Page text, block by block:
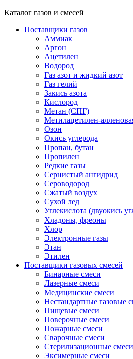
Каталог газов и смесей
Поставщики газов
Аммиак
Аргон
Ацетилен
Водород
Газ азот и жидкий азот
Газ гелий
Закись азота
Кислород
Метан (СПГ)
Метилацетилен-
Озон
Окись углерода
Пропан, бутан
Пропилен
Редкие газы
Сернистый ангидрид
Сероводород
Сжатый воздух
Сухой лед
Углекислота (двуокись
Хладоны, фреоны
Хлор
Электронные газы
Этан
Этилен
Поставщики газовых смесей
Бинарные смеси
Лазерные смеси
Медицинские смеси
Нестандартные газовые
Пищевые смеси
Поверочные смеси
Пожарные смеси
Сварочные смеси
Стерилизационные смеси
Эксимерные смеси